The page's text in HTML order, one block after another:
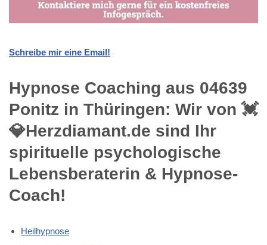
Schreibe mir eine Email!
Hypnose Coaching aus 04639
Ponitz in Thüringen: Wir von 💓️
💎Herzdiamant.de sind Ihr
spirituelle psychologische
Lebensberaterin & Hypnose-
Coach!
Heilhypnose